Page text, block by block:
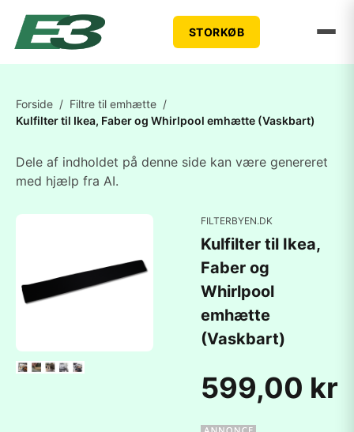
STORKØB
Forside / Filtre til emhætte /
Kulfilter til Ikea, Faber og Whirlpool emhætte (Vaskbart)
Dele af indholdet på denne side kan være genereret
med hjælp fra AI.
FILTERBYEN.DK
Kulfilter til Ikea,
Faber og
Whirlpool
emhætte
(Vaskbart)
599,00 kr